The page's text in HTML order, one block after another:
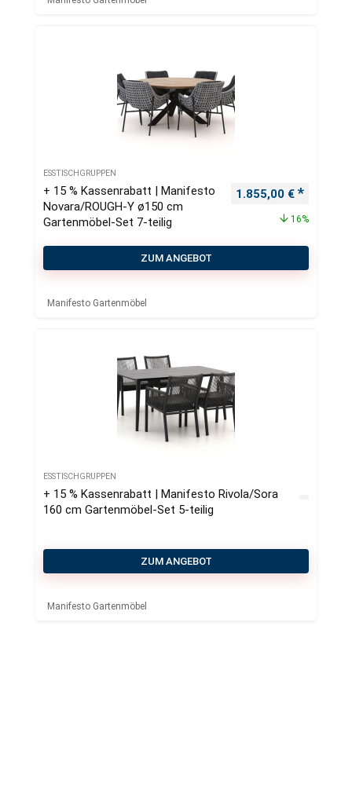
ESSTISCHGRUPPEN
+ 15 % Kassenrabatt | Manifesto
Novara/ROUGH-Y ø150 cm
Gartenmöbel-Set 7-teilig
Ursprünglicher
1.855,00 €
16%
ZUM ANGEBOT
Manifesto Gartenmöbel
ESSTISCHGRUPPEN
+ 15 % Kassenrabatt | Manifesto Rivola/Sora
160 cm Gartenmöbel-Set 5-teilig
ZUM ANGEBOT
Manifesto Gartenmöbel